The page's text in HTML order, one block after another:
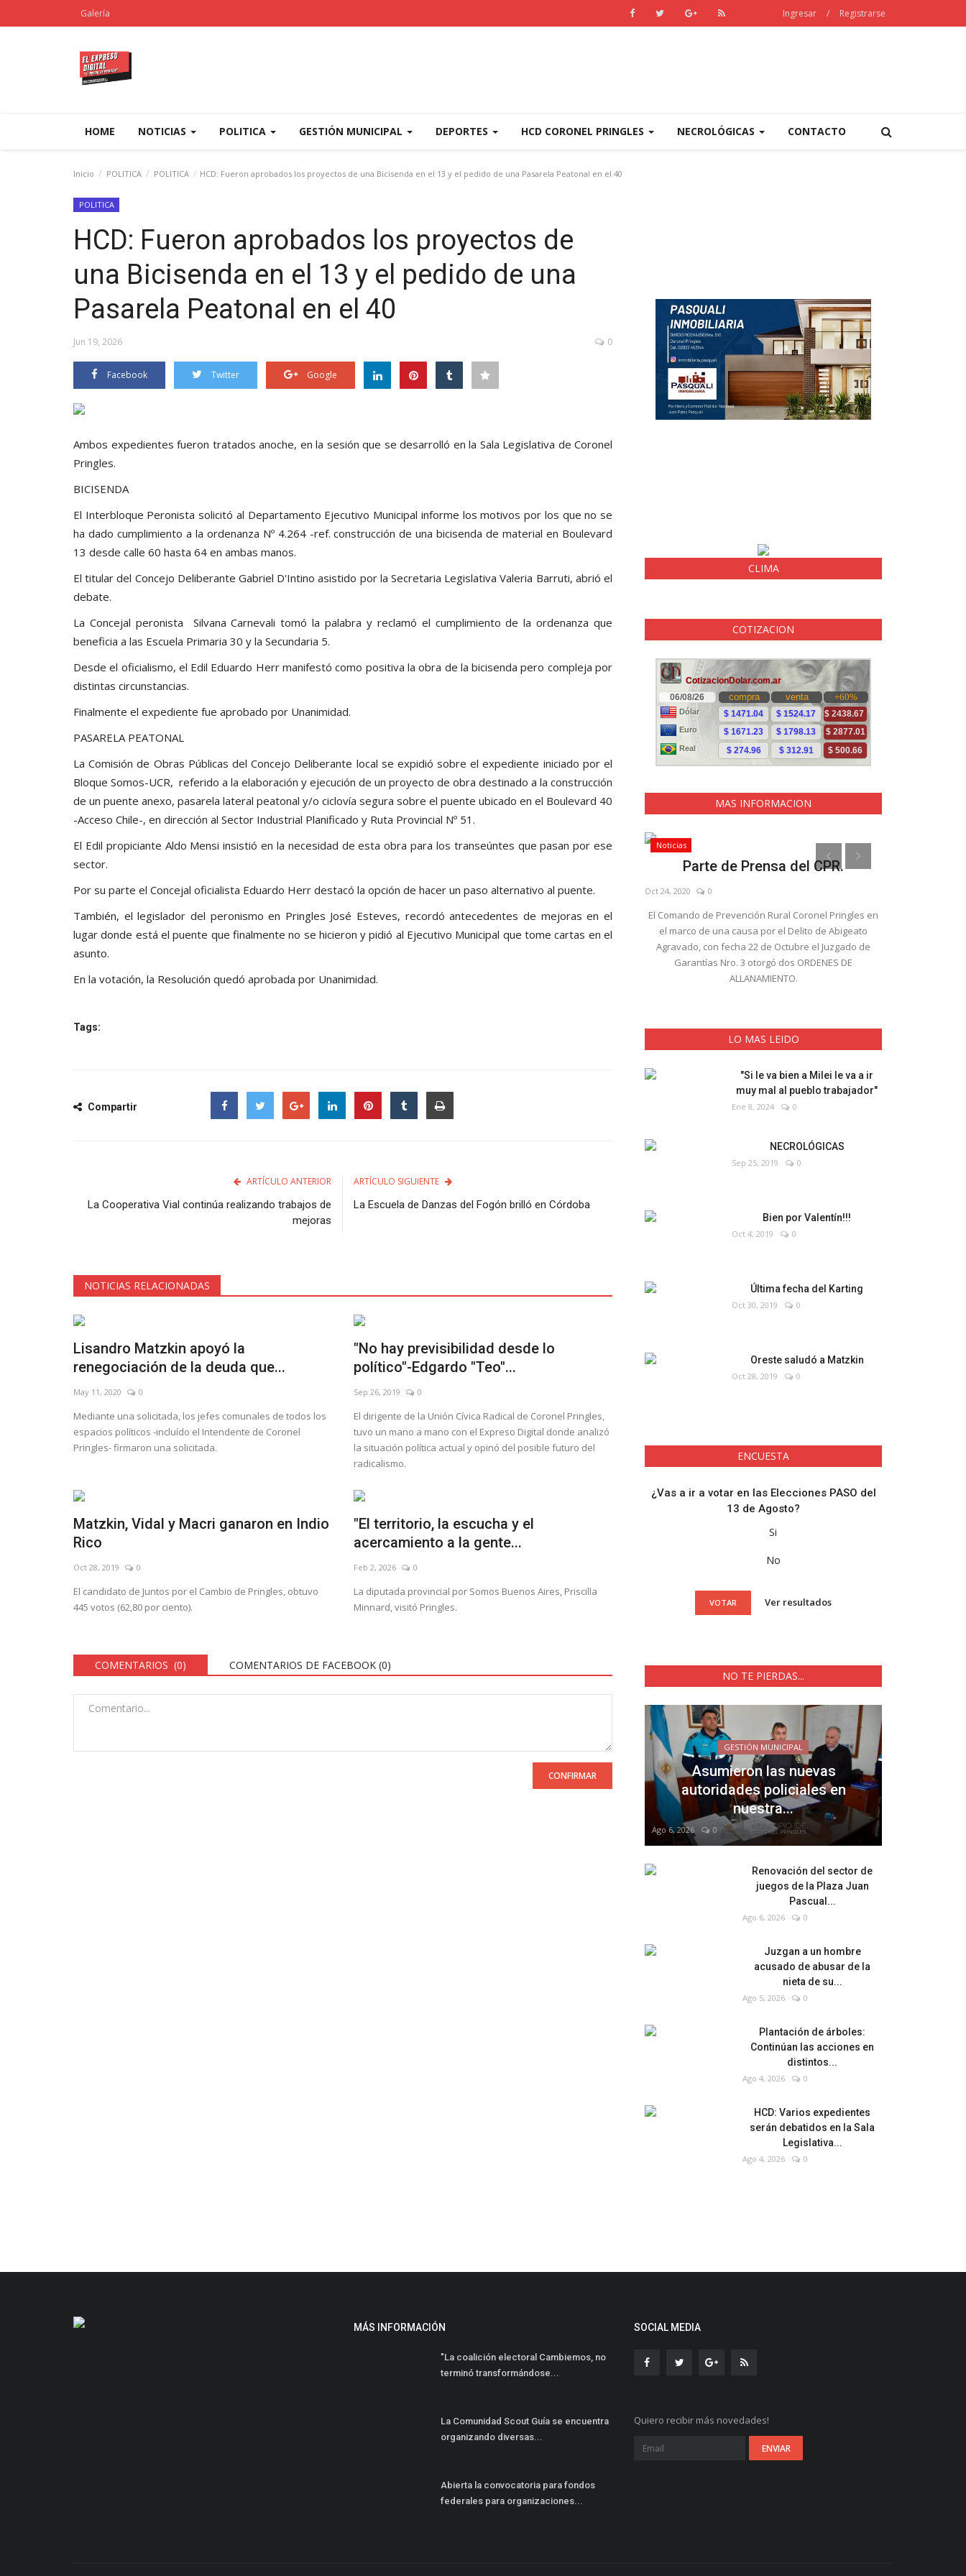
Galería Ingresar / Registrarse
HOME NOTICIAS POLITICA GESTIÓN MUNICIPAL DEPORTES HCD CORONEL PRINGLES NECROLÓGICAS CONTACTO
Inicio POLITICA POLITICA HCD: Fueron aprobados los proyectos de una Bicisenda en el 13 y el pedido de una Pasarela Peatonal en el 40
POLITICA
HCD: Fueron aprobados los proyectos de
una Bicisenda en el 13 y el pedido de una
Pasarela Peatonal en el 40
Jun 19, 2026 0
Facebook Twitter Google
Ambos expedientes fueron tratados anoche, en la sesión que se desarrolló en la Sala Legislativa de Coronel
Pringles.
BICISENDA
El Interbloque Peronista solicitó al Departamento Ejecutivo Municipal informe los motivos por los que no se
ha dado cumplimiento a la ordenanza Nº 4.264 -ref. construcción de una bicisenda de material en Boulevard
13 desde calle 60 hasta 64 en ambas manos.
El titular del Concejo Deliberante Gabriel D'Intino asistido por la Secretaria Legislativa Valeria Barruti, abrió el
debate.
La Concejal peronista Silvana Carnevali tomó la palabra y reclamó el cumplimiento de la ordenanza que
beneficia a las Escuela Primaria 30 y la Secundaria 5.
Desde el oficialismo, el Edil Eduardo Herr manifestó como positiva la obra de la bicisenda pero compleja por
distintas circunstancias.
Finalmente el expediente fue aprobado por Unanimidad.
PASARELA PEATONAL
La Comisión de Obras Públicas del Concejo Deliberante local se expidió sobre el expediente iniciado por el
Bloque Somos-UCR, referido a la elaboración y ejecución de un proyecto de obra destinado a la construcción
de un puente anexo, pasarela lateral peatonal y/o ciclovía segura sobre el puente ubicado en el Boulevard 40
-Acceso Chile-, en dirección al Sector Industrial Planificado y Ruta Provincial Nº 51.
El Edil propiciante Aldo Mensi insistió en la necesidad de esta obra para los transeúntes que pasan por ese
sector.
Por su parte el Concejal oficialista Eduardo Herr destacó la opción de hacer un paso alternativo al puente.
También, el legislador del peronismo en Pringles José Esteves, recordó antecedentes de mejoras en el
lugar donde está el puente que finalmente no se hicieron y pidió al Ejecutivo Municipal que tome cartas en el
asunto.
En la votación, la Resolución quedó aprobada por Unanimidad.
Tags:
Compartir
ARTÍCULO ANTERIOR
La Cooperativa Vial continúa realizando trabajos de
mejoras
ARTÍCULO SIGUIENTE
La Escuela de Danzas del Fogón brilló en Córdoba
NOTICIAS RELACIONADAS
Lisandro Matzkin apoyó la
renegociación de la deuda que...
May 11, 2020 0
Mediante una solicitada, los jefes comunales de todos los
espacios políticos -incluído el Intendente de Coronel
Pringles- firmaron una solicitada.
"No hay previsibilidad desde lo
político"-Edgardo "Teo"...
Sep 26, 2019 0
El dirigente de la Unión Cívica Radical de Coronel Pringles,
tuvo un mano a mano con el Expreso Digital donde analizó
la situación política actual y opinó del posible futuro del
radicalismo.
Matzkin, Vidal y Macri ganaron en Indio
Rico
Oct 28, 2019 0
El candidato de Juntos por el Cambio de Pringles, obtuvo
445 votos (62,80 por ciento).
"El territorio, la escucha y el
acercamiento a la gente...
Feb 2, 2026 0
La diputada provincial por Somos Buenos Aires, Priscilla
Minnard, visitó Pringles.
COMENTARIOS (0) COMENTARIOS DE FACEBOOK (0)
CONFIRMAR
CLIMA
COTIZACION
MAS INFORMACION
que en nuestro Distrito
se da comienzo...
la Consejera Escolar del Frente de
Pringles, Yanina Conto, quien pidió
Noticias
ciudad reabre sus puertas
Su reapertura será este domingo 4 de septiembre, a
Noticias
Parte de Prensa del CPR.
Oct 24, 2020 0
El Comando de Prevención Rural Coronel Pringles en
el marco de una causa por el Delito de Abigeato
Agravado, con fecha 22 de Octubre el Juzgado de
Garantías Nro. 3 otorgó dos ORDENES DE
ALLANAMIENTO.
LO MAS LEIDO
"Si le va bien a Milei le va a ir
muy mal al pueblo trabajador"
Ene 8, 2024 0
NECROLÓGICAS
Sep 25, 2019 0
Bien por Valentín!!!
Oct 4, 2019 0
Última fecha del Karting
Oct 30, 2019 0
Oreste saludó a Matzkin
Oct 28, 2019 0
ENCUESTA
¿Vas a ir a votar en las Elecciones PASO del
13 de Agosto?
Si
No
VOTAR Ver resultados
NO TE PIERDAS...
GESTIÓN MUNICIPAL
Asumieron las nuevas
autoridades policiales en
nuestra...
Ago 6, 2026 0
Renovación del sector de
juegos de la Plaza Juan
Pascual...
Ago 6, 2026 0
Juzgan a un hombre
acusado de abusar de la
nieta de su...
Ago 5, 2026 0
Plantación de árboles:
Continúan las acciones en
distintos...
Ago 4, 2026 0
HCD: Varios expedientes
serán debatidos en la Sala
Legislativa...
Ago 4, 2026 0
MÁS INFORMACIÓN
"La coalición electoral Cambiemos, no
terminó transformándose...
La Comunidad Scout Guía se encuentra
organizando diversas...
Abierta la convocatoria para fondos
federales para organizaciones...
SOCIAL MEDIA
Quiero recibir más novedades!